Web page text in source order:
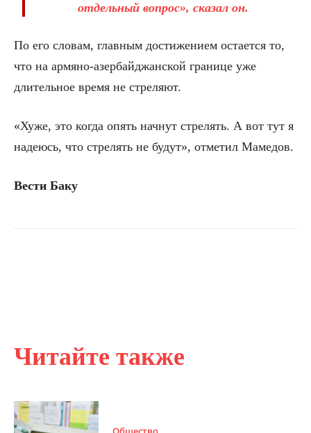
Читайте также
отдельный вопрос», сказал он.
По его словам, главным достижением остается то,
что на армяно-азербайджанской границе уже
длительное время не стреляют.
«Хуже, это когда опять начнут стрелять. А вот тут я
надеюсь, что стрелять не будут», отметил Мамедов.
Вести Баку